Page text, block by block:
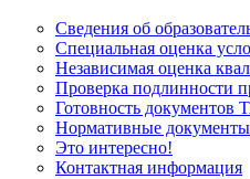
Сведения об
Cпециальная оценка
Независимая оценка
Проверка подлинности
Готовность документов
Нормативные документы
Это интересно!
Контактная информация